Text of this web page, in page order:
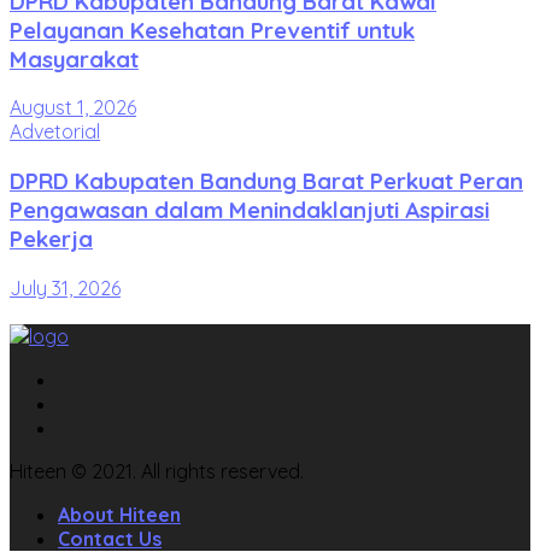
Pelayanan Kesehatan Preventif untuk
Masyarakat
August 1, 2026
Advetorial
DPRD Kabupaten Bandung Barat Perkuat Peran
Pengawasan dalam Menindaklanjuti Aspirasi
Pekerja
July 31, 2026
Hiteen © 2021. All rights reserved.
About Hiteen
Contact Us